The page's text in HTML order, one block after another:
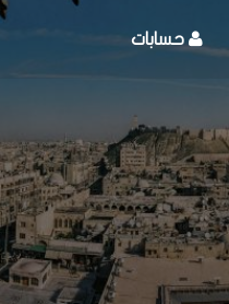
حسابات